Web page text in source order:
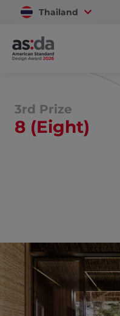
Thailand
Vietnam
3rd Prize
8 (Eight)